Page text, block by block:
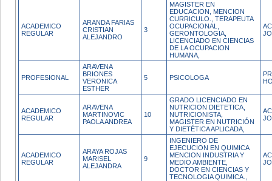
ACADEMICO
REGULAR
ARANDA FARIAS
CRISTIAN
ALEJANDRO
3
MAGISTER EN
EDUCACION, MENCION
CURRICULO., TERAPEUTA
OCUPACIONAL,
GERONTOLOGIA,
LICENCIADO EN CIENCIAS
DE LA OCUPACION
HUMANA,
PROFESIONAL
ARAVENA
BRIONES
VERONICA
ESTHER
5 PSICOLOGA
ACADEMICO
REGULAR
ARAVENA
MARTINOVIC
PAOLA ANDREA
10
GRADO LICENCIADO EN
NUTRICION DIETETICA,
NUTRICIONISTA,
MAGISTER EN NUTRICIÓN
Y DIETÉTICA APLICADA,
ACADEMICO
REGULAR
ARAYA ROJAS
MARISEL
ALEJANDRA
9
INGENIERO DE
EJECUCION EN QUIMICA
MENCION INDUSTRIA Y
MEDIO AMBIENTE,
DOCTOR EN CIENCIAS Y
TECNOLOGIA QUIMICA.,